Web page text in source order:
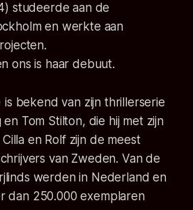
studeerde aan de
en werkte aan
ons is haar debuut.
is bekend van zijn thrillerserie
en Tom Stilton, die hij met zijn
en Rolf zijn de meest
van Zweden. Van de
werden in Nederland en
dan 250.000 exemplaren